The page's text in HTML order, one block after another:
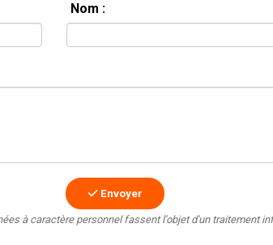
Nom :
Envoyer
à caractère personnel fassent l'objet d'un traitement